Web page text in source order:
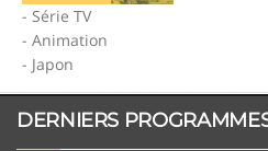
- Série TV
- Animation
- Japon
DERNIERS